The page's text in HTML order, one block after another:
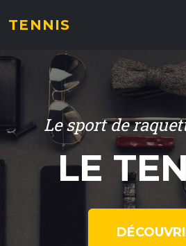
TENNIS
Le sport de
LE